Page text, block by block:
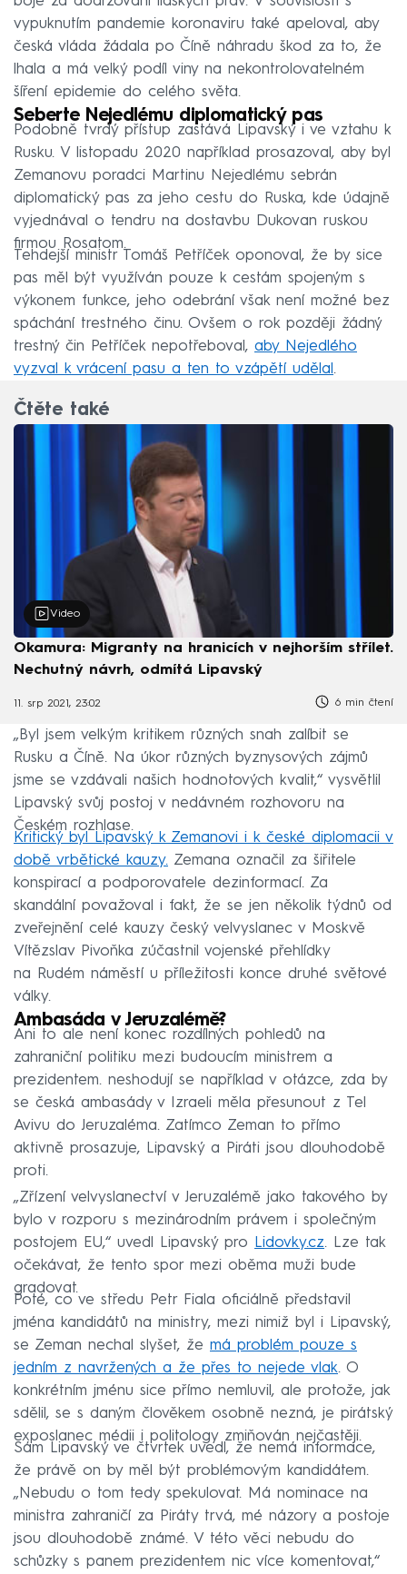
vypuknutím pandemie koronaviru také apeloval, aby
česká vláda žádala po Číně náhradu škod za to, že
lhala a má velký podíl viny na nekontrolovatelném
šíření epidemie do celého světa.
Seberte Nejedlému diplomatický pas
Podobně tvrdý přístup zastává Lipavský i ve vztahu k
Rusku. V listopadu 2020 například prosazoval, aby byl
Zemanovu poradci Martinu Nejedlému sebrán
diplomatický pas za jeho cestu do Ruska, kde údajně
vyjednával o tendru na dostavbu Dukovan ruskou
firmou Rosatom.
Tehdejší ministr Tomáš Petříček oponoval, že by sice
pas měl být využíván pouze k cestám spojeným s
výkonem funkce, jeho odebrání však není možné bez
spáchání trestného činu. Ovšem o rok později žádný
trestný čin Petříček nepotřeboval, aby Nejedlého
vyzval k vrácení pasu a ten to vzápětí udělal .
Čtěte také
Video
Okamura: Migranty na hranicích v nejhorším střílet.
Nechutný návrh, odmítá Lipavský
11. srp 2021, 23:02 6 min čtení
„Byl jsem velkým kritikem různých snah zalíbit se
Rusku a Číně. Na úkor různých byznysových zájmů
jsme se vzdávali našich hodnotových kvalit,“ vysvětlil
Lipavský svůj postoj v nedávném rozhovoru na
Českém rozhlase.
Kritický byl Lipavský k Zemanovi i k české diplomacii v
době vrbětické kauzy. Zemana označil za šiřitele
konspirací a podporovatele dezinformací. Za
skandální považoval i fakt, že se jen několik týdnů od
zveřejnění celé kauzy český velvyslanec v Moskvě
Vítězslav Pivoňka zúčastnil vojenské přehlídky
na Rudém náměstí u příležitosti konce druhé světové
války.
Ambasáda v Jeruzalémě?
Ani to ale není konec rozdílných pohledů na
zahraniční politiku mezi budoucím ministrem a
prezidentem. neshodují se například v otázce, zda by
se česká ambasády v Izraeli měla přesunout z Tel
Avivu do Jeruzaléma. Zatímco Zeman to přímo
aktivně prosazuje, Lipavský a Piráti jsou dlouhodobě
proti.
„Zřízení velvyslanectví v Jeruzalémě jako takového by
bylo v rozporu s mezinárodním právem i společným
postojem EU,“ uvedl Lipavský pro
Lidovky.cz. Lze tak
očekávat, že tento spor mezi oběma muži bude
gradovat.
Poté, co ve středu Petr Fiala oficiálně představil
jména kandidátů na ministry, mezi nimiž byl i Lipavský,
se Zeman nechal slyšet, že má problém pouze s
jedním z navržených a že přes to nejede vlak. O
konkrétním jménu sice přímo nemluvil, ale protože, jak
sdělil, se s daným člověkem osobně nezná, je pirátský
exposlanec médii i politology zmiňován nejčastěji.
Sám Lipavský ve čtvrtek uvedl, že nemá informace,
že právě on by měl být problémovým kandidátem.
„Nebudu o tom tedy spekulovat. Má nominace na
ministra zahraničí za Piráty trvá, mé názory a postoje
jsou dlouhodobě známé. V této věci nebudu do
schůzky s panem prezidentem nic více komentovat,“